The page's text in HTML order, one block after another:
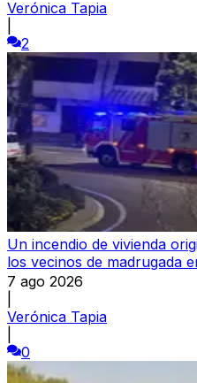
Verónica Tapia
2
Un incendio de vivienda
los vecinos de madrugada
7 ago 2026
Verónica Tapia
0